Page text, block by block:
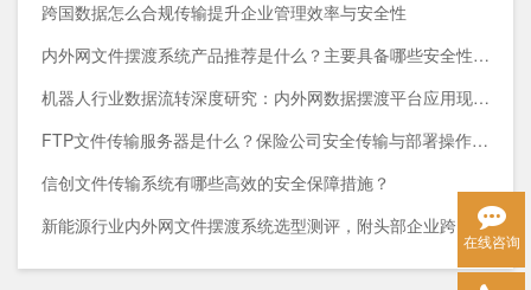
跨国数据怎么合规传输提升企业管理效率与安全性
内外网文件摆渡系统产品推荐是什么？主要具备哪些安全性能？
机器人行业数据流转深度研究：内外网数据摆渡平台应用现状与趋势
FTP文件传输服务器是什么？保险公司安全传输与部署操作指南
信创文件传输系统有哪些高效的安全保障措施？
新能源行业内外网文件摆渡系统选型测评，附头部企业跨网部署案例
在线咨询